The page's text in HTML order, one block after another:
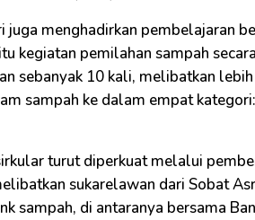
juga menghadirkan pembelajaran
kegiatan pemilahan sampah
sebanyak 10 kali, melibatkan
sampah ke dalam empat
turut diperkuat melalui
sukarelawan dari Sobat
sampah, di antaranya bersama